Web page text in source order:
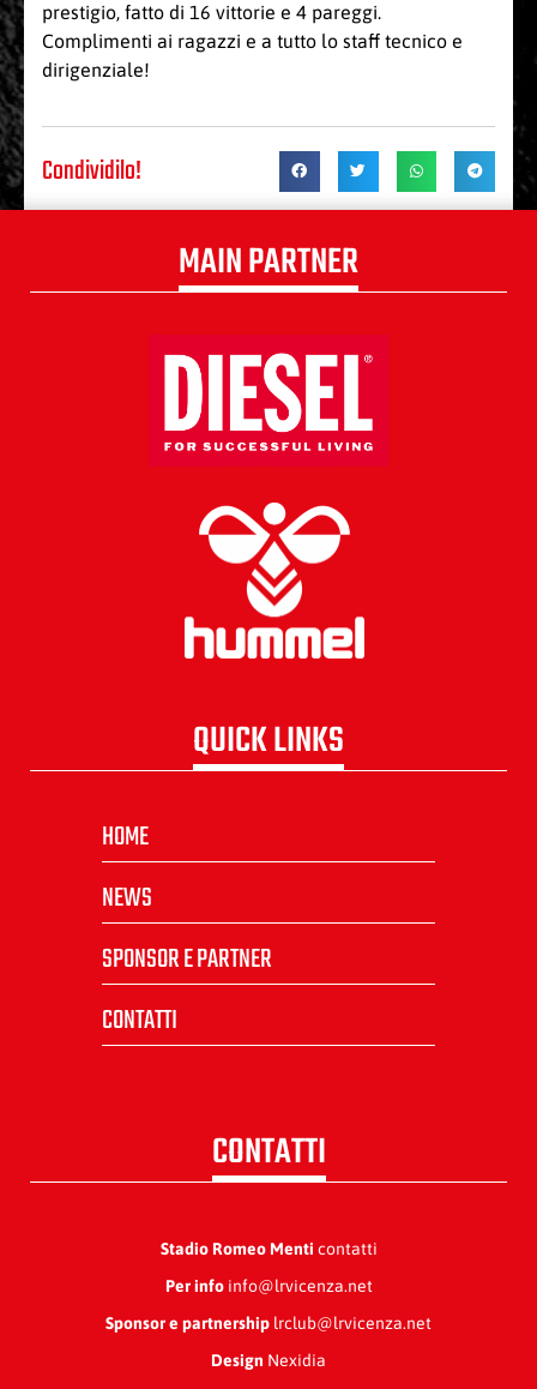
prestigio, fatto di 16 vittorie e 4 pareggi.
Complimenti ai ragazzi e a tutto lo staff tecnico e
dirigenziale!
Condividilo!
MAIN PARTNER
QUICK LINKS
HOME
NEWS
SPONSOR E PARTNER
CONTATTI
CONTATTI
Stadio Romeo Menti contatti
Per infoinfo@lrvicenza.net
Sponsor e partnership lrclub@lrvicenza.net
Design Nexidia